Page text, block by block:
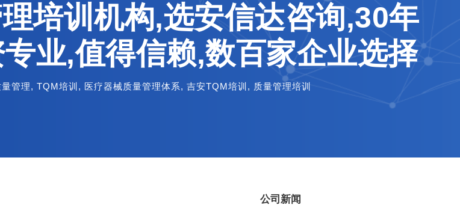
培训机构,选安信达咨询,30年
业,值得信赖,数百家企业选择
管理, TQM培训 , 医疗器械质量管理体系, 吉安TQM培训 , 质量管理培训
公司新闻